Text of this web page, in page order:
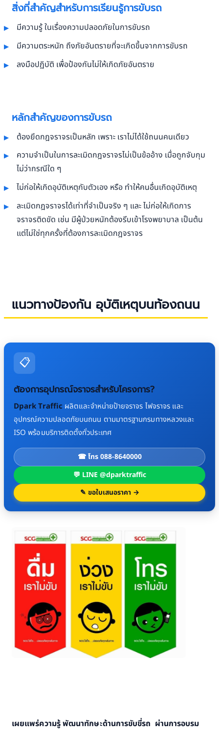
สิ่งที่สำคัญสำหรับการเรียนรู้การขับรถ
มีความรู้ ในเรื่องความปลอดภัยในการขับรถ
มีความตระหนัก ถึงภัยอันตรายที่จะเกิดขึ้นจากการขับรถ
ลงมือปฏิบัติ เพื่อป้องกันไม่ให้เกิดภัยอันตราย
หลักสำคัญของการขับรถ
ต้องยึดกฎจราจรเป็นหลัก เพราะ เราไม่ได้ใช้ถนนคนเดียว
ความจำเป็นในการละเมิดกฎจราจรไม่เป็นข้ออ้าง เมื่อถูกจับกุม
ไม่ว่ากรณีใด ๆ
ไม่ก่อให้เกิดอุบัติเหตุกับตัวเอง หรือ ทำให้คนอื่นเกิดอุบัติเหตุ
ละเมิดกฎจราจรได้เท่าที่จำเป็นจริง ๆ และ ไม่ก่อให้เกิดการ
จราจรติดขัด เช่น มีผู้ป่วยหนักต้องรีบเข้าโรงพยาบาล เป็นต้น
แต่ไม่ใช่ทุกครั้งที่ต้องการละเมิดกฎจราจร
แนวทางป้องกัน อุบัติเหตุบนท้องถนน
📋
ต้องการอุปกรณ์จราจรสำหรับโครงการ?
Dpark Traffic ผลิตและจำหน่ายป้ายจราจร ไฟจราจร และ
อุปกรณ์ความปลอดภัยบนถนน ตามมาตรฐานกรมทางหลวงและ
ISO พร้อมบริการติดตั้งทั่วประเทศ
☎ โทร 088-8640000
💬 LINE @dparktraffic
✎ ขอใบเสนอราคา →
เผยแพร่ความรู้ พัฒนาทักษะด้านการขับขี่รถ ผ่านการอบรม